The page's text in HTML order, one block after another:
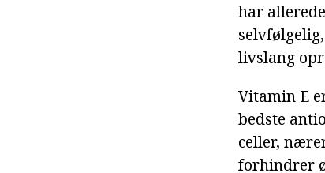
har
livslang
Vitamin E
bedste
celler,
forhindrer